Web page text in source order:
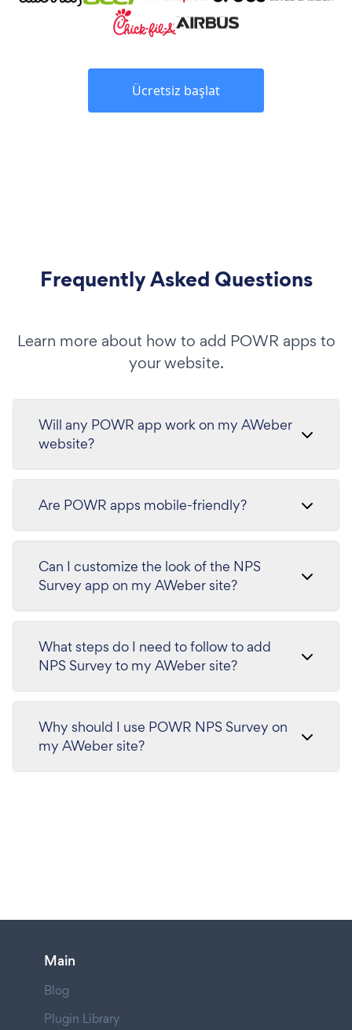
Ücretsiz başlat
Frequently Asked Questions
Learn more about how to add POWR apps to
your website.
Will any POWR app work on my AWeber
website?
Are POWR apps mobile-friendly?
Can I customize the look of the NPS
Survey app on my AWeber site?
What steps do I need to follow to add
NPS Survey to my AWeber site?
Why should I use POWR NPS Survey on
my AWeber site?
Main
Blog
Plugin Library